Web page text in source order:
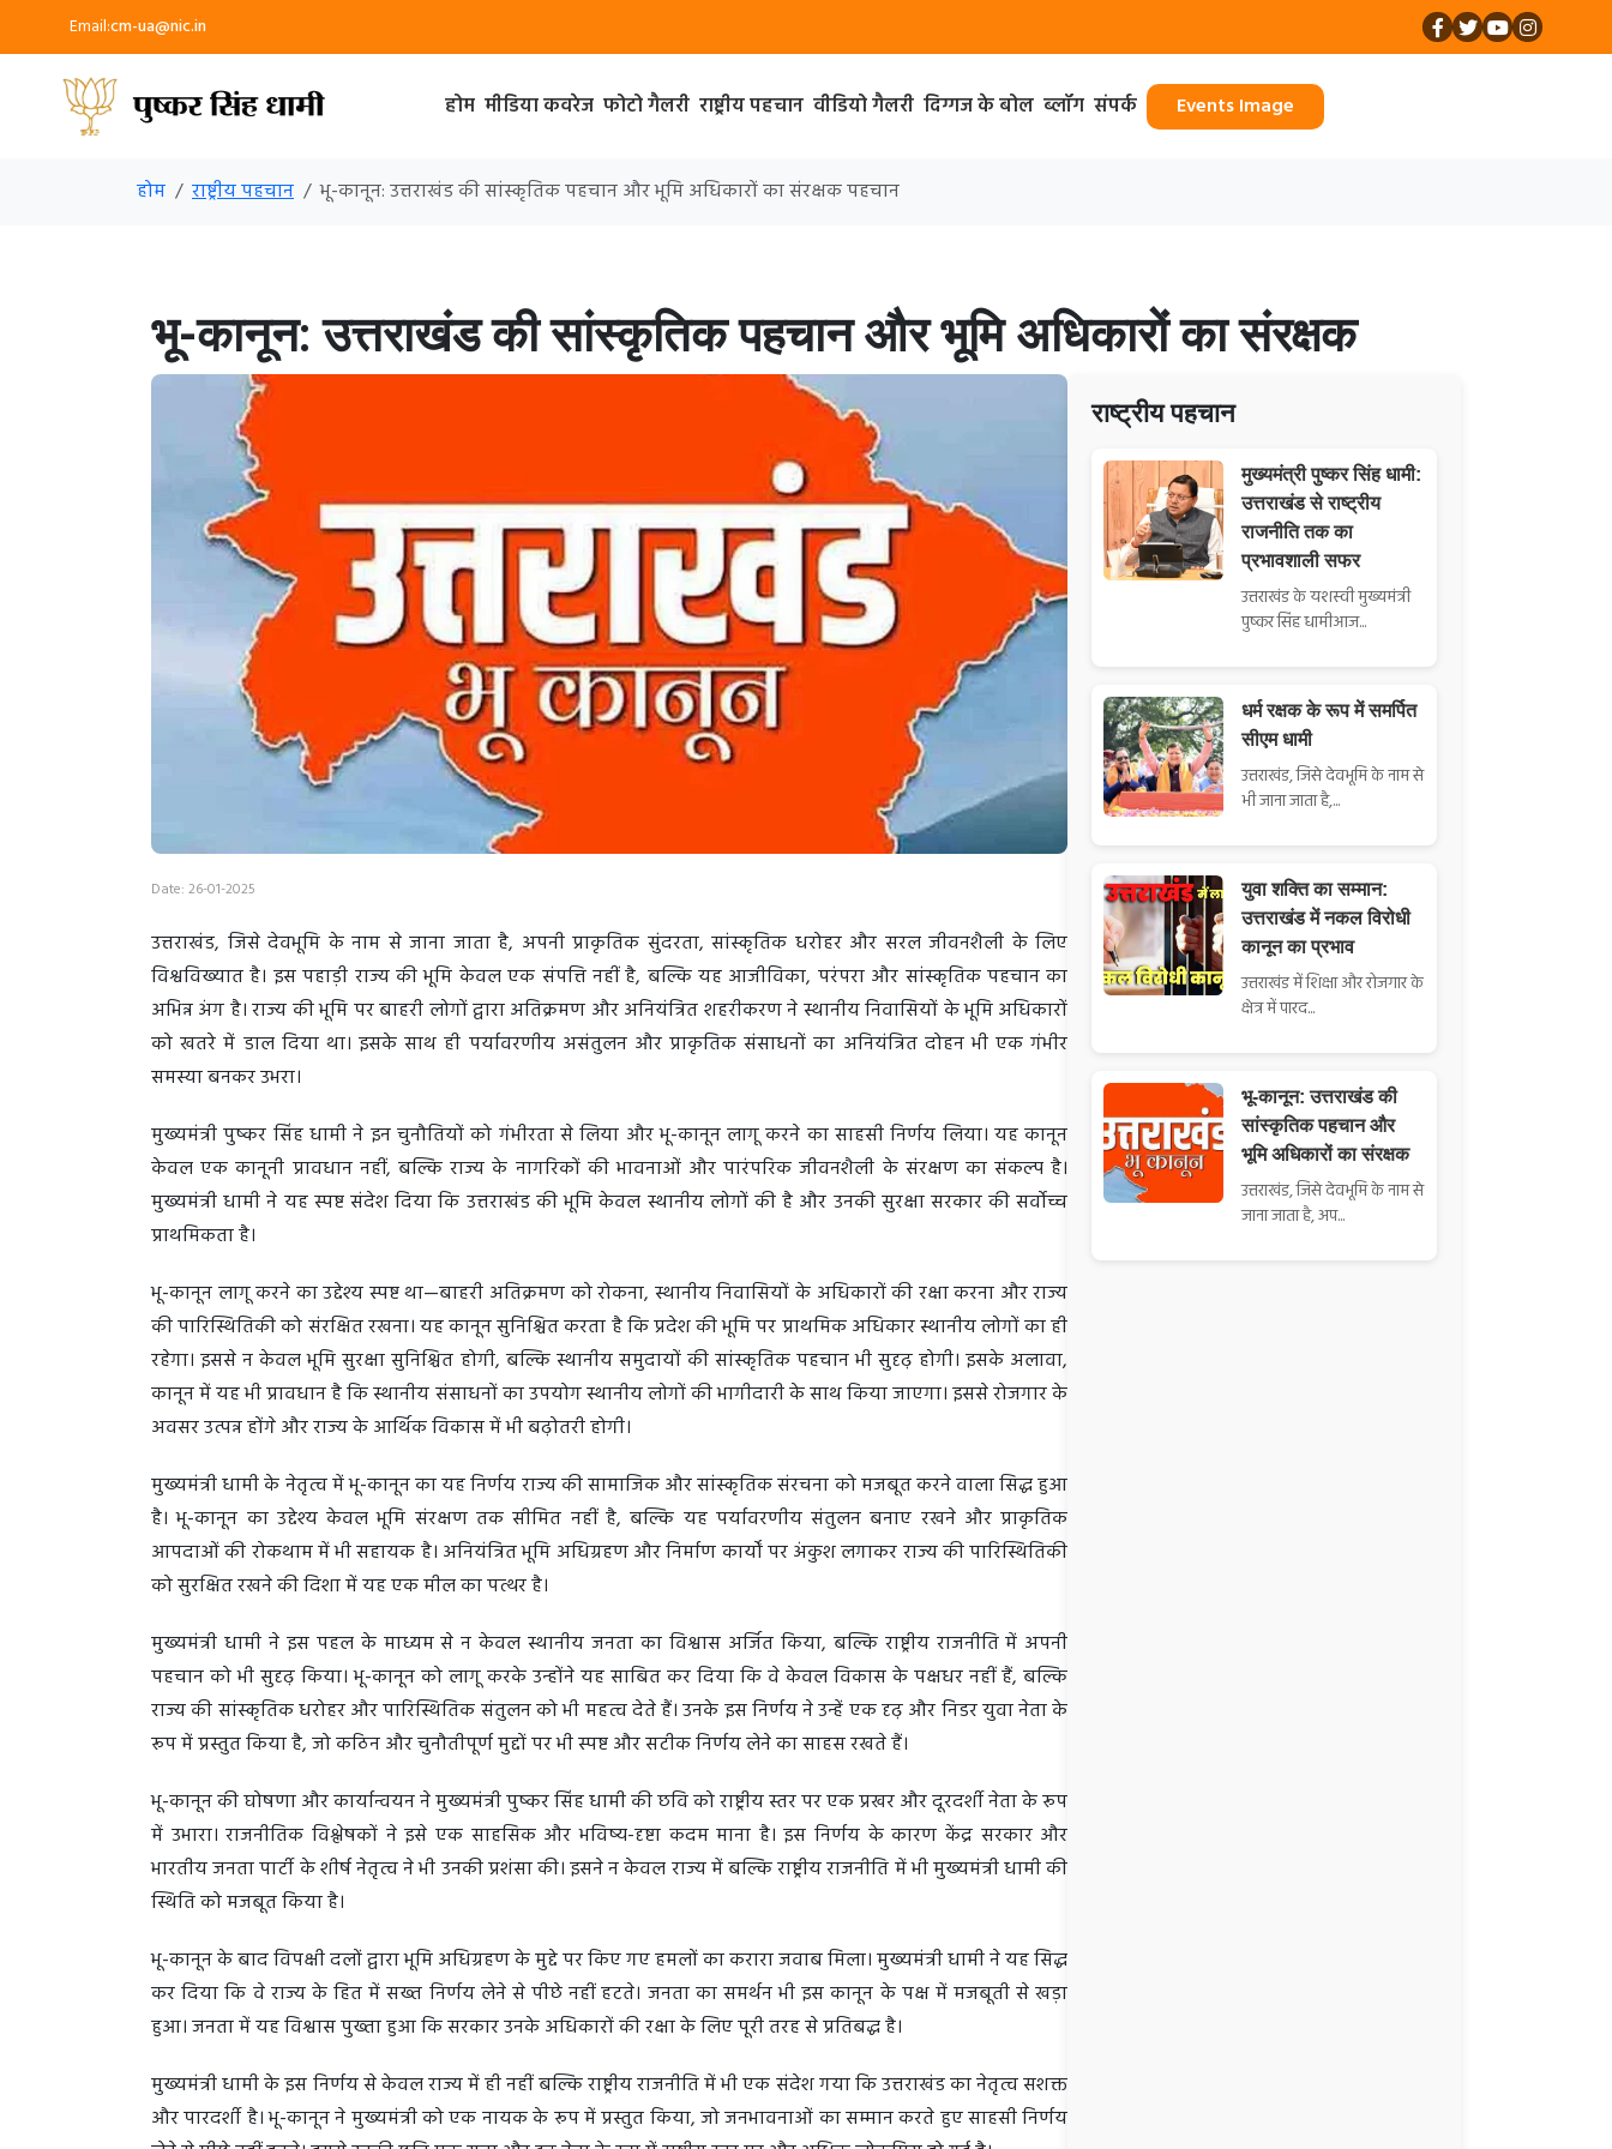
Email:cm-ua@nic.in
होम मीडिया कवरेज फोटो गैलरी राष्ट्रीय पहचान वीडियो गैलरी दिग्गज के बोल ब्लॉग संपर्क Events Image
होम राष्ट्रीय पहचान भू-कानून: उत्तराखंड की सांस्कृतिक पहचान और भूमि अधिकारों का संरक्षक पहचान
भू-कानून: उत्तराखंड की सांस्कृतिक पहचान और भूमि अधिकारों का संरक्षक
Date: 26-01-2025
उत्तराखंड, जिसे देवभूमि के नाम से जाना जाता है, अपनी प्राकृतिक सुंदरता, सांस्कृतिक धरोहर और सरल जीवनशैली के लिए
विश्वविख्यात है। इस पहाड़ी राज्य की भूमि केवल एक संपत्ति नहीं है, बल्कि यह आजीविका, परंपरा और सांस्कृतिक पहचान का
अभिन्न अंग है। राज्य की भूमि पर बाहरी लोगों द्वारा अतिक्रमण और अनियंत्रित शहरीकरण ने स्थानीय निवासियों के भूमि अधिकारों
को खतरे में डाल दिया था। इसके साथ ही पर्यावरणीय असंतुलन और प्राकृतिक संसाधनों का अनियंत्रित दोहन भी एक गंभीर
समस्या बनकर उभरा।
मुख्यमंत्री पुष्कर सिंह धामी ने इन चुनौतियों को गंभीरता से लिया और भू-कानून लागू करने का साहसी निर्णय लिया। यह कानून
केवल एक कानूनी प्रावधान नहीं, बल्कि राज्य के नागरिकों की भावनाओं और पारंपरिक जीवनशैली के संरक्षण का संकल्प है।
मुख्यमंत्री धामी ने यह स्पष्ट संदेश दिया कि उत्तराखंड की भूमि केवल स्थानीय लोगों की है और उनकी सुरक्षा सरकार की सर्वोच्च
प्राथमिकता है।
भू-कानून लागू करने का उद्देश्य स्पष्ट था—बाहरी अतिक्रमण को रोकना, स्थानीय निवासियों के अधिकारों की रक्षा करना और राज्य
की पारिस्थितिकी को संरक्षित रखना। यह कानून सुनिश्चित करता है कि प्रदेश की भूमि पर प्राथमिक अधिकार स्थानीय लोगों का ही
रहेगा। इससे न केवल भूमि सुरक्षा सुनिश्चित होगी, बल्कि स्थानीय समुदायों की सांस्कृतिक पहचान भी सुदृढ़ होगी। इसके अलावा,
कानून में यह भी प्रावधान है कि स्थानीय संसाधनों का उपयोग स्थानीय लोगों की भागीदारी के साथ किया जाएगा। इससे रोजगार के
अवसर उत्पन्न होंगे और राज्य के आर्थिक विकास में भी बढ़ोतरी होगी।
मुख्यमंत्री धामी के नेतृत्व में भू-कानून का यह निर्णय राज्य की सामाजिक और सांस्कृतिक संरचना को मजबूत करने वाला सिद्ध हुआ
है। भू-कानून का उद्देश्य केवल भूमि संरक्षण तक सीमित नहीं है, बल्कि यह पर्यावरणीय संतुलन बनाए रखने और प्राकृतिक
आपदाओं की रोकथाम में भी सहायक है। अनियंत्रित भूमि अधिग्रहण और निर्माण कार्यों पर अंकुश लगाकर राज्य की पारिस्थितिकी
को सुरक्षित रखने की दिशा में यह एक मील का पत्थर है।
मुख्यमंत्री धामी ने इस पहल के माध्यम से न केवल स्थानीय जनता का विश्वास अर्जित किया, बल्कि राष्ट्रीय राजनीति में अपनी
पहचान को भी सुदृढ़ किया। भू-कानून को लागू करके उन्होंने यह साबित कर दिया कि वे केवल विकास के पक्षधर नहीं हैं, बल्कि
राज्य की सांस्कृतिक धरोहर और पारिस्थितिक संतुलन को भी महत्व देते हैं। उनके इस निर्णय ने उन्हें एक दृढ़ और निडर युवा नेता के
रूप में प्रस्तुत किया है, जो कठिन और चुनौतीपूर्ण मुद्दों पर भी स्पष्ट और सटीक निर्णय लेने का साहस रखते हैं।
भू-कानून की घोषणा और कार्यान्वयन ने मुख्यमंत्री पुष्कर सिंह धामी की छवि को राष्ट्रीय स्तर पर एक प्रखर और दूरदर्शी नेता के रूप
में उभारा। राजनीतिक विश्लेषकों ने इसे एक साहसिक और भविष्य-दृष्टा कदम माना है। इस निर्णय के कारण केंद्र सरकार और
भारतीय जनता पार्टी के शीर्ष नेतृत्व ने भी उनकी प्रशंसा की। इसने न केवल राज्य में बल्कि राष्ट्रीय राजनीति में भी मुख्यमंत्री धामी की
स्थिति को मजबूत किया है।
भू-कानून के बाद विपक्षी दलों द्वारा भूमि अधिग्रहण के मुद्दे पर किए गए हमलों का करारा जवाब मिला। मुख्यमंत्री धामी ने यह सिद्ध
कर दिया कि वे राज्य के हित में सख्त निर्णय लेने से पीछे नहीं हटते। जनता का समर्थन भी इस कानून के पक्ष में मजबूती से खड़ा
हुआ। जनता में यह विश्वास पुख्ता हुआ कि सरकार उनके अधिकारों की रक्षा के लिए पूरी तरह से प्रतिबद्ध है।
मुख्यमंत्री धामी के इस निर्णय से केवल राज्य में ही नहीं बल्कि राष्ट्रीय राजनीति में भी एक संदेश गया कि उत्तराखंड का नेतृत्व सशक्त
और पारदर्शी है। भू-कानून ने मुख्यमंत्री को एक नायक के रूप में प्रस्तुत किया, जो जनभावनाओं का सम्मान करते हुए साहसी निर्णय
राष्ट्रीय पहचान
मुख्यमंत्री पुष्कर सिंह धामी:
उत्तराखंड से राष्ट्रीय
राजनीति तक का
प्रभावशाली सफर
उत्तराखंड के यशस्वी मुख्यमंत्री
पुष्कर सिंह धामीआज...
धर्म रक्षक के रूप में समर्पित
सीएम धामी
उत्तराखंड, जिसे देवभूमि के नाम से
भी जाना जाता है,...
युवा शक्ति का सम्मान:
उत्तराखंड में नकल विरोधी
कानून का प्रभाव
उत्तराखंड में शिक्षा और रोजगार के
क्षेत्र में पारद...
भू-कानून: उत्तराखंड की
सांस्कृतिक पहचान और
भूमि अधिकारों का संरक्षक
उत्तराखंड, जिसे देवभूमि के नाम से
जाना जाता है, अप...